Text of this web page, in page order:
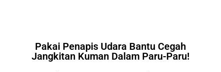
Pakai Penapis Udara Bantu Cegah
Jangkitan Kuman Dalam Paru-Paru!